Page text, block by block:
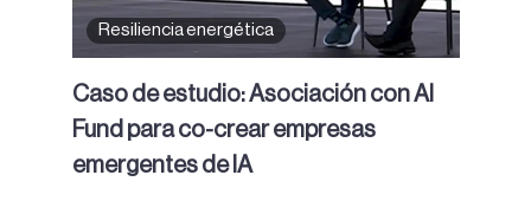
Resiliencia energética
Caso de estudio: Asociación con AI
Fund para co-crear empresas
emergentes de IA